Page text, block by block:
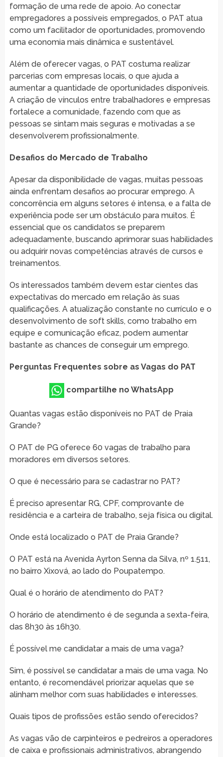
formação de uma rede de apoio. Ao conectar
empregadores a possíveis empregados, o PAT atua
como um facilitador de oportunidades, promovendo
uma economia mais dinâmica e sustentável.
Além de oferecer vagas, o PAT costuma realizar
parcerias com empresas locais, o que ajuda a
aumentar a quantidade de oportunidades disponíveis.
A criação de vínculos entre trabalhadores e empresas
fortalece a comunidade, fazendo com que as
pessoas se sintam mais seguras e motivadas a se
desenvolverem profissionalmente.
Desafios do Mercado de Trabalho
Apesar da disponibilidade de vagas, muitas pessoas
ainda enfrentam desafios ao procurar emprego. A
concorrência em alguns setores é intensa, e a falta de
experiência pode ser um obstáculo para muitos. É
essencial que os candidatos se preparem
adequadamente, buscando aprimorar suas habilidades
ou adquirir novas competências através de cursos e
treinamentos.
Os interessados também devem estar cientes das
expectativas do mercado em relação às suas
qualificações. A atualização constante no currículo e o
desenvolvimento de soft skills, como trabalho em
equipe e comunicação eficaz, podem aumentar
bastante as chances de conseguir um emprego.
Perguntas Frequentes sobre as Vagas do PAT
compartilhe no WhatsApp
Quantas vagas estão disponíveis no PAT de Praia
Grande?
O PAT de PG oferece 60 vagas de trabalho para
moradores em diversos setores.
O que é necessário para se cadastrar no PAT?
É preciso apresentar RG, CPF, comprovante de
residência e a carteira de trabalho, seja física ou digital.
Onde está localizado o PAT de Praia Grande?
O PAT está na Avenida Ayrton Senna da Silva, nº 1.511,
no bairro Xixová, ao lado do Poupatempo.
Qual é o horário de atendimento do PAT?
O horário de atendimento é de segunda a sexta-feira,
das 8h30 às 16h30.
É possível me candidatar a mais de uma vaga?
Sim, é possível se candidatar a mais de uma vaga. No
entanto, é recomendável priorizar aquelas que se
alinham melhor com suas habilidades e interesses.
Quais tipos de profissões estão sendo oferecidos?
As vagas vão de carpinteiros e pedreiros a operadores
de caixa e profissionais administrativos, abrangendo